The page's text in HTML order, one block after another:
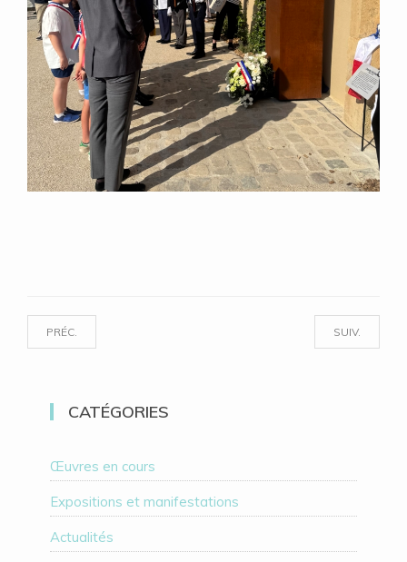
SUIV.
PRÉC.
CATÉGORIES
Œuvres en cours
Expositions et manifestations
Actualités